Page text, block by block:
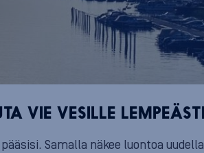
VIE VESILLE LEMPEÄSTI
Samalla näkee luontoa uudella